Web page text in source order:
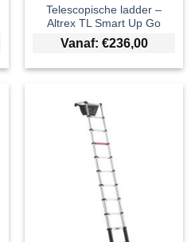
Telescopische ladder –
Altrex TL Smart Up Go
Vanaf: €236,00